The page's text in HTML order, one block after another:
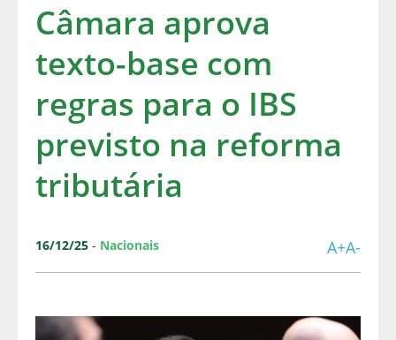
Câmara aprova
texto-base com
regras para o IBS
previsto na reforma
tributária
16/12/25 - Nacionais A+A-